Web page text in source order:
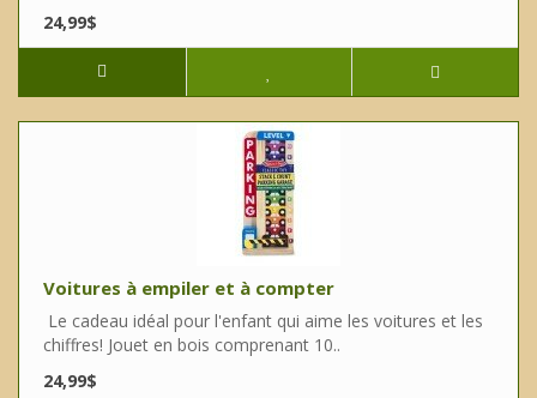
24,99$
Voitures à empiler et à compter
Le cadeau idéal pour l'enfant qui aime les voitures et les
chiffres! Jouet en bois comprenant 10..
24,99$